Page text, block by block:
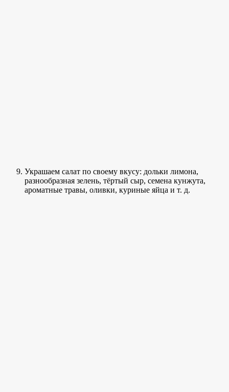
Украшаем салат по своему вкусу: дольки лимона,
разнообразная зелень, тёртый сыр, семена кунжута,
ароматные травы, оливки, куриные яйца и т. д.